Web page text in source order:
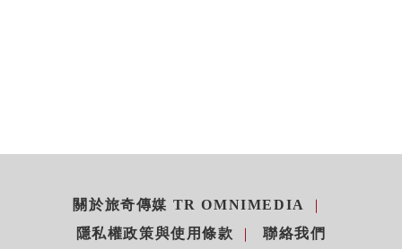
關於旅奇傳媒 TR OMNIMEDIA
隱私權政策與使用條款
聯絡我們